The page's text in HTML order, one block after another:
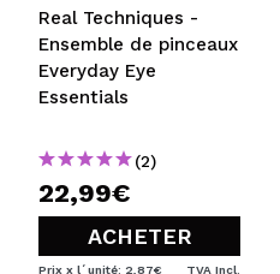
Real Techniques -
Ensemble de pinceaux
Everyday Eye
Essentials
(2)
22,99€
ACHETER
Prix x l´unité: 2,87€ TVA Incl.